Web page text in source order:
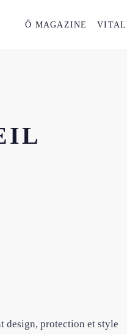
Ô MAGAZINE
design, protection et style